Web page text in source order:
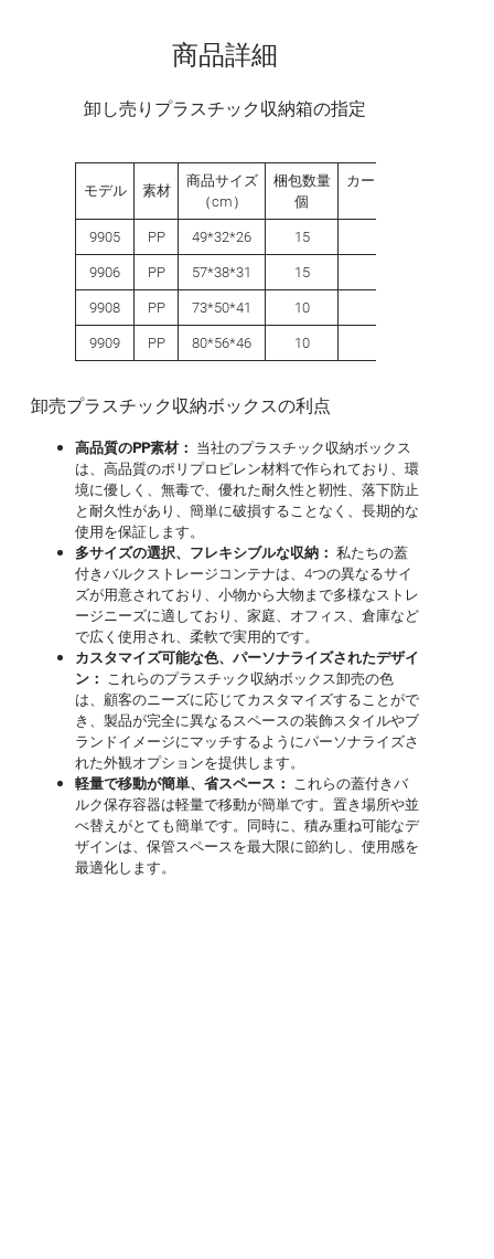
商品詳細
卸し売りプラスチック収納箱の指定
モデル 素材
商品サイズ
（cm）
梱包数量
個
カートンサイズ
9905
PP 49*32*26 15
9906
PP 57*38*31 15
9908
PP 73*50*41 10
9909
PP 80*56*46 10
卸売プラスチック収納ボックスの利点
高品質のPP素材： 当社のプラスチック収納ボックス
は、高品質のポリプロピレン材料で作られており、環
境に優しく、無毒で、優れた耐久性と靭性、落下防止
と耐久性があり、簡単に破損することなく、長期的な
使用を保証します。
多サイズの選択、フレキシブルな収納： 私たちの蓋
付きバルクストレージコンテナは、4つの異なるサイ
ズが用意されており、小物から大物まで多様なストレ
ージニーズに適しており、家庭、オフィス、倉庫など
で広く使用され、柔軟で実用的です。
カスタマイズ可能な色、パーソナライズされたデザイ
ン： これらのプラスチック収納ボックス卸売の色
は、顧客のニーズに応じてカスタマイズすることがで
き、製品が完全に異なるスペースの装飾スタイルやブ
ランドイメージにマッチするようにパーソナライズさ
れた外観オプションを提供します。
軽量で移動が簡単、省スペース： これらの蓋付きバ
ルク保存容器は軽量で移動が簡単です。置き場所や並
べ替えがとても簡単です。同時に、積み重ね可能なデ
ザインは、保管スペースを最大限に節約し、使用感を
最適化します。